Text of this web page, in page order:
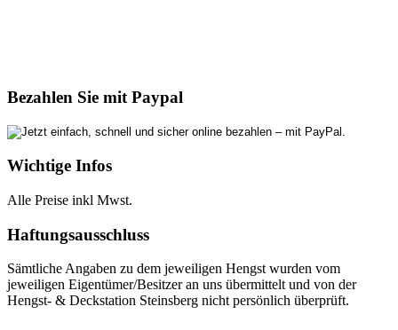
Bezahlen Sie mit Paypal
Wichtige Infos
Alle Preise inkl Mwst.
Haftungsausschluss
Sämtliche Angaben zu dem jeweiligen Hengst wurden vom
jeweiligen Eigentümer/Besitzer an uns übermittelt und von der
Hengst- & Deckstation Steinsberg nicht persönlich überprüft.